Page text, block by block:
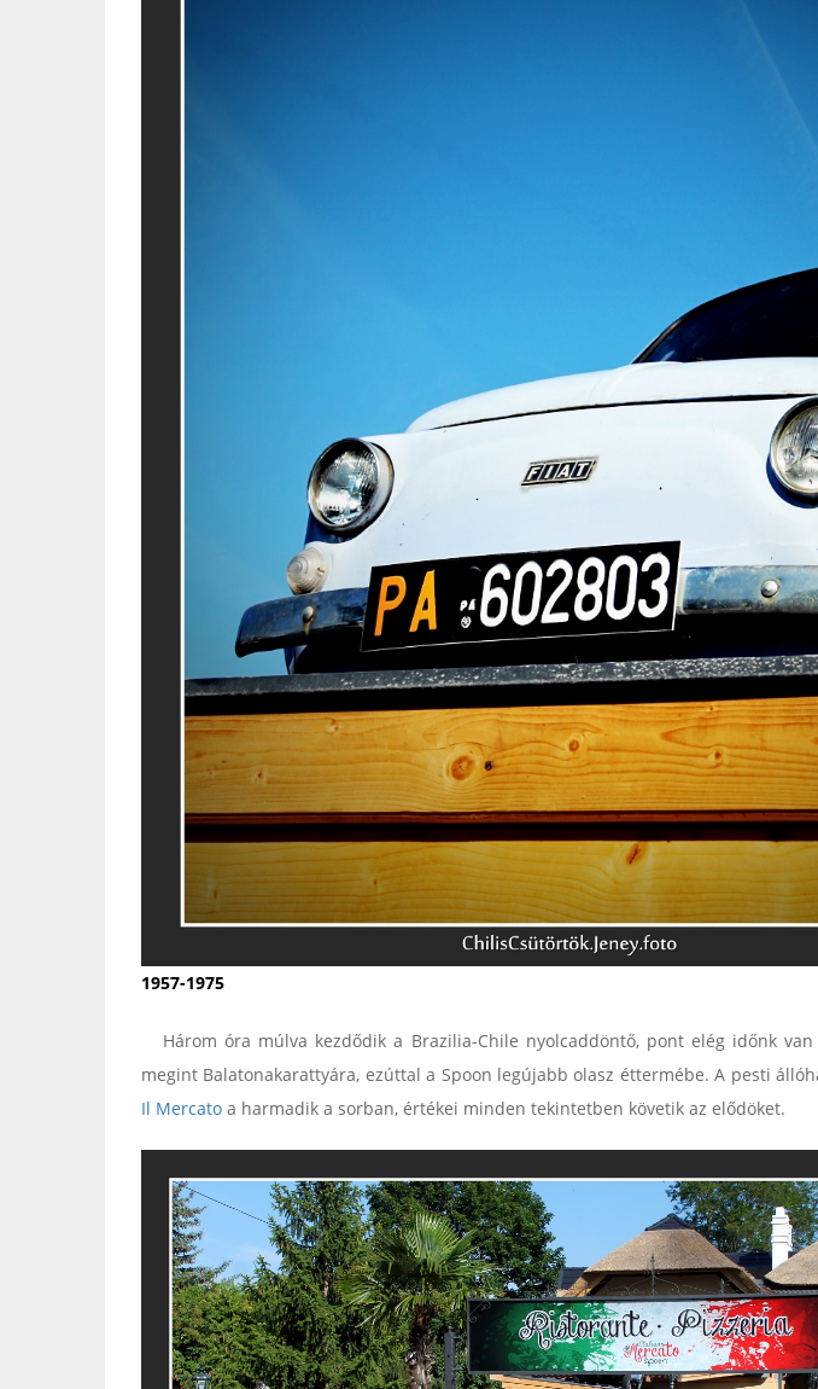
1957-1975
Három óra múlva kezdődik a Brazilia-Chile nyolcaddöntő, pont elég időnk
megint Balatonakarattyára, ezúttal a Spoon legújabb olasz éttermébe. A pesti
Il Mercato a harmadik a sorban, értékei minden tekintetben követik az elődöket.